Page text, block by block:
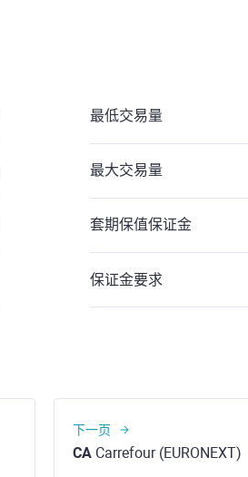
最低交易量
最大交易量
套期保值保证金
保证金要求
下一页
CA Carrefour (EURONEXT)